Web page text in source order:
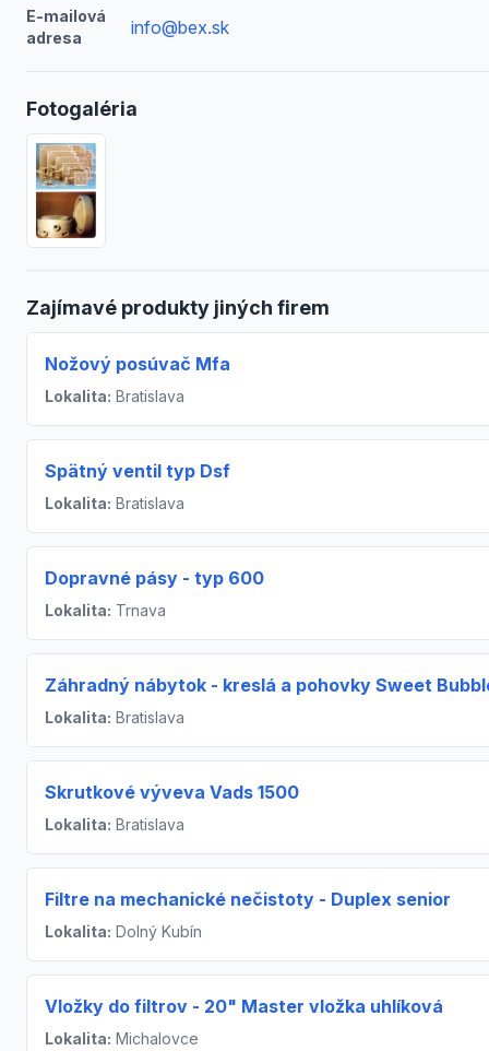
E-mailová
adresa
info@bex.sk
Fotogaléria
Zajímavé produkty jiných firem
Nožový posúvač Mfa
Lokalita: Bratislava
Spätný ventil typ Dsf
Lokalita: Bratislava
Dopravné pásy - typ 600
Lokalita: Trnava
Záhradný nábytok - kreslá a pohovky Sweet
Lokalita: Bratislava
Skrutkové výveva Vads 1500
Lokalita: Bratislava
Filtre na mechanické nečistoty - Duplex senior
Lokalita: Dolný Kubín
Vložky do filtrov - 20" Master vložka uhlíková
Lokalita: Michalovce